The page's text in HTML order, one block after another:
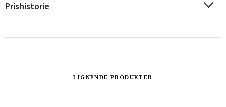
Norge
Suomi
Prishistorie
LIGNENDE PRODUKTER